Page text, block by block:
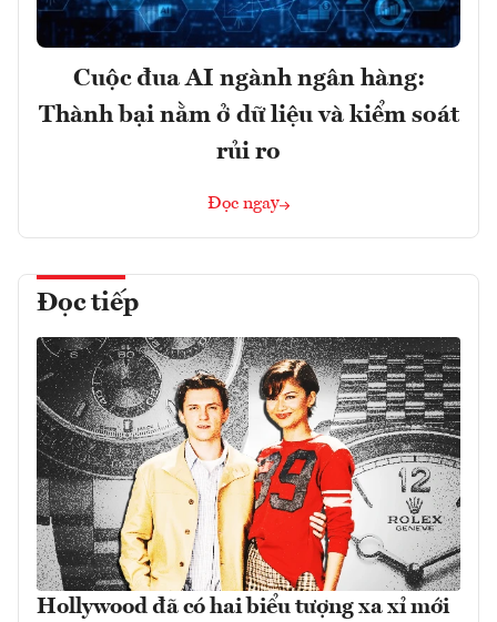
Cuộc đua AI ngành ngân hàng:
Thành bại nằm ở dữ liệu và kiểm soát
rủi ro
Đọc ngay
Đọc tiếp
Hollywood đã có hai biểu tượng xa xỉ mới